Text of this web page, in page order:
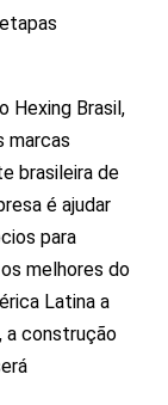
Hexing Brasil,
marcas
brasileira de
é ajudar
para
melhores do
Latina a
a construção